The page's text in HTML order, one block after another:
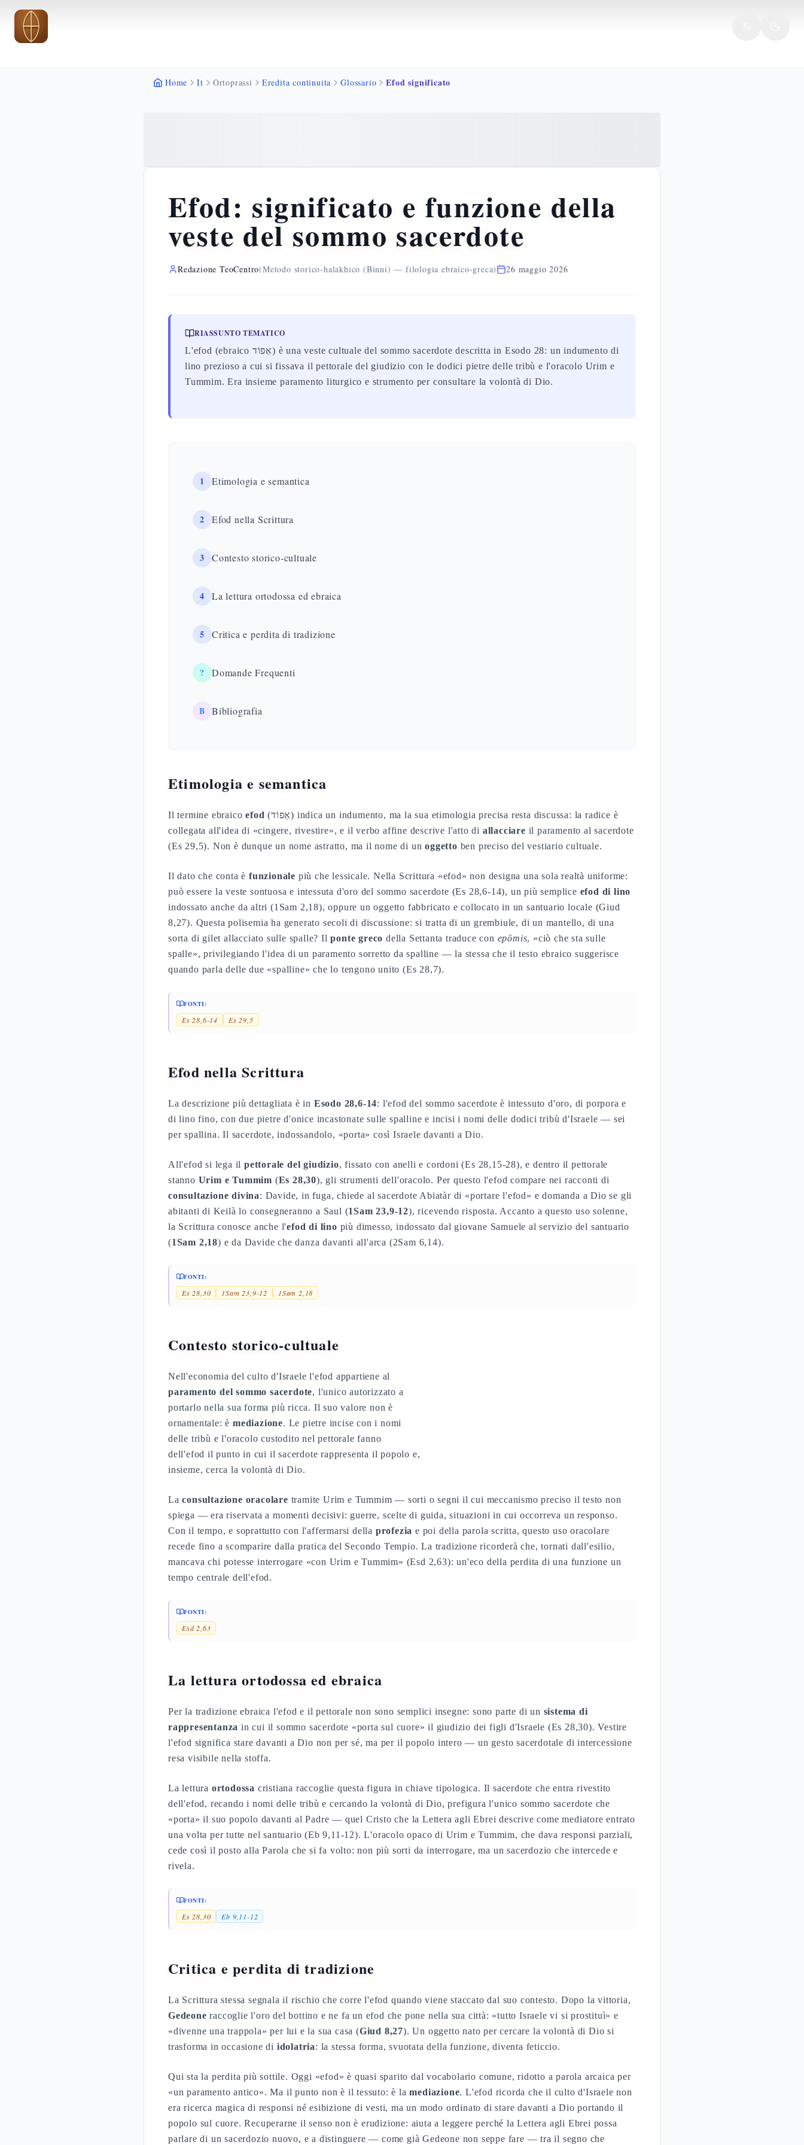
Vai al contenuto principale
Home It Ortoprassi Eredita continuita Glossario Efod significato
Efod: significato e funzione della
veste del sommo sacerdote
Redazione TeoCentro(Metodo storico-halakhico (Binni) — filologia ebraico-greca) 26 maggio 2026
RIASSUNTO TEMATICO
L'efod (ebraico אֵפוֹד) è una veste cultuale del sommo sacerdote descritta in Esodo 28: un indumento di
lino prezioso a cui si fissava il pettorale del giudizio con le dodici pietre delle tribù e l'oracolo Urim e
Tummim. Era insieme paramento liturgico e strumento per consultare la volontà di Dio.
1 Etimologia e semantica
2 Efod nella Scrittura
3 Contesto storico-cultuale
4 La lettura ortodossa ed ebraica
5 Critica e perdita di tradizione
? Domande Frequenti
B Bibliografia
Etimologia e semantica
Il termine ebraicoefod (אֵפוֹד) indica un indumento, ma la sua etimologia precisa resta discussa: la radice è
collegata all'idea di «cingere, rivestire», e il verbo affine descrive l'atto di allacciare il paramento al sacerdote
(Es 29,5). Non è dunque un nome astratto, ma il nome di unoggetto ben preciso del vestiario cultuale.
Il dato che conta è funzionale più che lessicale. Nella Scrittura «efod» non designa una sola realtà uniforme:
può essere la veste sontuosa e intessuta d'oro del sommo sacerdote (Es 28,6-14), un più semplice efod di lino
indossato anche da altri (1Sam 2,18), oppure un oggetto fabbricato e collocato in un santuario locale (Giud
8,27). Questa polisemia ha generato secoli di discussione: si tratta di un grembiule, di un mantello, di una
sorta di gilet allacciato sulle spalle? Ilponte greco della Settanta traduce con epōmis, «ciò che sta sulle
spalle», privilegiando l'idea di un paramento sorretto da spalline — la stessa che il testo ebraico suggerisce
quando parla delle due «spalline» che lo tengono unito (Es 28,7).
FONTI:
Es 28,6-14 Es 29,5
Efod nella Scrittura
La descrizione più dettagliata è in Esodo 28,6-14: l'efod del sommo sacerdote è intessuto d'oro, di porpora e
di lino fino, con due pietre d'onice incastonate sulle spalline e incisi i nomi delle dodici tribù d'Israele — sei
per spallina. Il sacerdote, indossandolo, «porta» così Israele davanti a Dio.
All'efod si lega il pettorale del giudizio, fissato con anelli e cordoni (Es 28,15-28), e dentro il pettorale
stanno Urim e Tummim (Es 28,30), gli strumenti dell'oracolo. Per questo l'efod compare nei racconti di
consultazione divina: Davide, in fuga, chiede al sacerdote Abiatàr di «portare l'efod» e domanda a Dio se gli
abitanti di Keilà lo consegneranno a Saul (1Sam 23,9-12), ricevendo risposta. Accanto a questo uso solenne,
la Scrittura conosce anche l'efod di lino più dimesso, indossato dal giovane Samuele al servizio del santuario
(1Sam 2,18) e da Davide che danza davanti all'arca (2Sam 6,14).
FONTI:
Es 28,30 1Sam 23,9-12 1Sam 2,18
Contesto storico-cultuale
Nell'economia del culto d'Israele l'efod appartiene al
paramento del sommo sacerdote, l'unico autorizzato a
portarlo nella sua forma più ricca. Il suo valore non è
ornamentale: èmediazione. Le pietre incise con i nomi
delle tribù e l'oracolo custodito nel pettorale fanno
dell'efod il punto in cui il sacerdote rappresenta il popolo e,
insieme, cerca la volontà di Dio.
Laconsultazione oracolare tramite Urim e Tummim — sorti o segni il cui meccanismo preciso il testo non
spiega — era riservata a momenti decisivi: guerre, scelte di guida, situazioni in cui occorreva un responso.
Con il tempo, e soprattutto con l'affermarsi della profezia e poi della parola scritta, questo uso oracolare
recede fino a scomparire dalla pratica del Secondo Tempio. La tradizione ricorderà che, tornati dall'esilio,
mancava chi potesse interrogare «con Urim e Tummim» (Esd 2,63): un'eco della perdita di una funzione un
tempo centrale dell'efod.
FONTI:
Esd 2,63
La lettura ortodossa ed ebraica
Per la tradizione ebraica l'efod e il pettorale non sono semplici insegne: sono parte di un sistema di
rappresentanza in cui il sommo sacerdote «porta sul cuore» il giudizio dei figli d'Israele (Es 28,30). Vestire
l'efod significa stare davanti a Dio non per sé, ma per il popolo intero — un gesto sacerdotale di intercessione
resa visibile nella stoffa.
La lettura ortodossa cristiana raccoglie questa figura in chiave tipologica. Il sacerdote che entra rivestito
dell'efod, recando i nomi delle tribù e cercando la volontà di Dio, prefigura l'unico sommo sacerdote che
«porta» il suo popolo davanti al Padre — quel Cristo che la Lettera agli Ebrei descrive come mediatore entrato
una volta per tutte nel santuario (Eb 9,11-12). L'oracolo opaco di Urim e Tummim, che dava responsi parziali,
cede così il posto alla Parola che si fa volto: non più sorti da interrogare, ma un sacerdozio che intercede e
rivela.
FONTI:
Es 28,30 Eb 9,11-12
Critica e perdita di tradizione
La Scrittura stessa segnala il rischio che corre l'efod quando viene staccato dal suo contesto. Dopo la vittoria,
Gedeone raccoglie l'oro del bottino e ne fa un efod che pone nella sua città: «tutto Israele vi si prostituì» e
«divenne una trappola» per lui e la sua casa (Giud 8,27). Un oggetto nato per cercare la volontà di Dio si
trasforma in occasione di idolatria: la stessa forma, svuotata della funzione, diventa feticcio.
Qui sta la perdita più sottile. Oggi «efod» è quasi sparito dal vocabolario comune, ridotto a parola arcaica per
«un paramento antico». Ma il punto non è il tessuto: è lamediazione. L'efod ricorda che il culto d'Israele non
era ricerca magica di responsi né esibizione di vesti, ma un modo ordinato di stare davanti a Dio portando il
popolo sul cuore. Recuperarne il senso non è erudizione: aiuta a leggere perché la Lettera agli Ebrei possa
parlare di un sacerdozio nuovo, e a distinguere — come già Gedeone non seppe fare — tra il segno che
Vai al contenuto principale